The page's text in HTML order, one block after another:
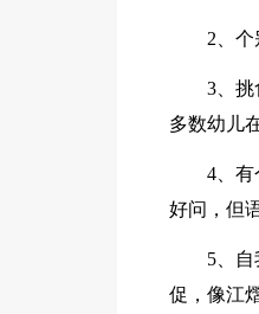
2、
3、
多数幼儿
4、有
好问，但
5、
促，像江